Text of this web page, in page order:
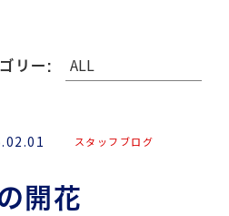
リー:
スタッフブログ
開花